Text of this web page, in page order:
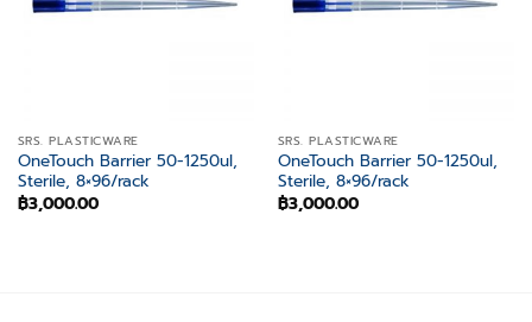
SRS. PLASTICWARE
OneTouch Barrier 50-1250ul,
Sterile, 8×96/rack
฿3,000.00
SRS. PLASTICWARE
OneTouch Barrier 50-1250ul,
Sterile, 8×96/rack
฿3,000.00